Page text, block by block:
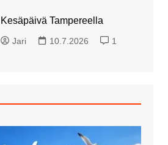
Kesäpäivä Tampereella
Jari 10.7.2026 1